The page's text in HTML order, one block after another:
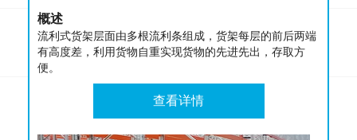
概述
流利式货架层面由多根流利条组成，货架每层的前后两端
有高度差，利用货物自重实现货物的先进先出，存取方
便。
查看详情
概述
轻型货架每层承重通常小于250公斤，由立柱、横梁、层
板等构件组成，结构美观简单，移动与拆装方便、广泛适
用于各类电商仓库及分拣中心。
查看详情
概述
密集仓模块化的口袋式存储结构,充分释放被浪费的货位高
度和深度冗余空间,实现更密集化的仓储。安装时可接驳各
品牌货架,快速完成安装部署。
查看详情
概述
中型货架每层承重为250-500公斤，由立柱、横梁、层板
等构件组成，结构美观简单，移动与拆装方便、应用范围
广。
查看详情
概述
重型货架又称横梁式货架或托盘货架，由立柱片、横梁组
成，结构简洁、安全可靠。优耐克斯会根据用户的实际使
用情况、托盘载重要求、托盘尺寸、仓库实际空间，以及
叉车实际提升高度等参数，提供不同规格的托盘货架以供
查看详情
概述
即时可调模具架由于采用高强度挂钩设计，因此可实现随
用随调，杜绝浪费货架空间，存储密度更大，配合360°旋
转的堆垛车，可在狭窄的通道内完成模具存取，是众多大
型模具仓库的理想选择。
查看详情